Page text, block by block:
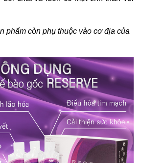
phẩm còn phụ thuộc vào cơ địa của